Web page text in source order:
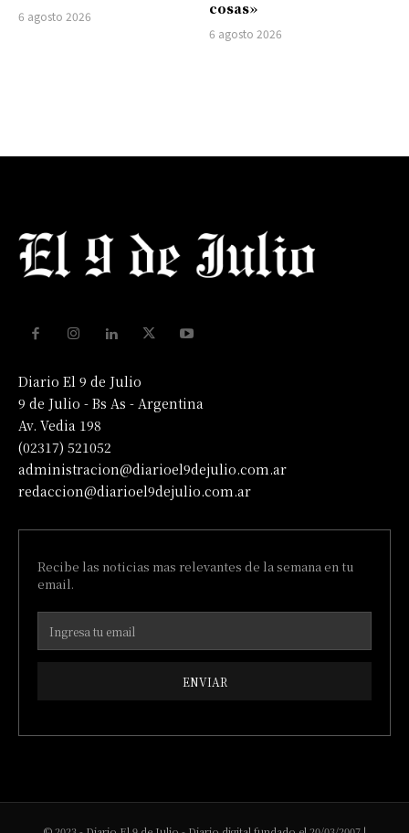
6 agosto 2026
cosas»
6 agosto 2026
Diario El 9 de Julio
9 de Julio - Bs As - Argentina
Av. Vedia 198
(02317) 521052
administracion@diarioel9dejulio.com.ar
redaccion@diarioel9dejulio.com.ar
Recibe las noticias mas relevantes de la semana en tu
email.
ENVIAR